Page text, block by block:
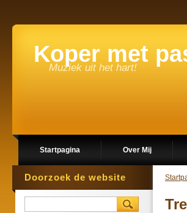
Koper met
Muziek uit het hart!
Startpagina Over Mij
Doorzoek de website